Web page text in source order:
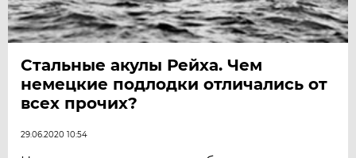
Стальные акулы Рейха. Чем
немецкие подлодки отличались от
всех прочих?
29.06.2020 10:54